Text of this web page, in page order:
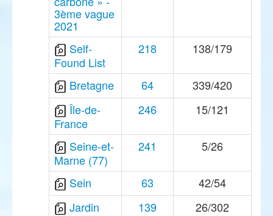
3ème vague
2021
Self-
Found List
218 138/179
Bretagne 64
339/420
Île-de-
France
246 15/121
Seine-et-
Marne (77)
241 5/26
Sein 63
42/54
Jardin
139 26/302